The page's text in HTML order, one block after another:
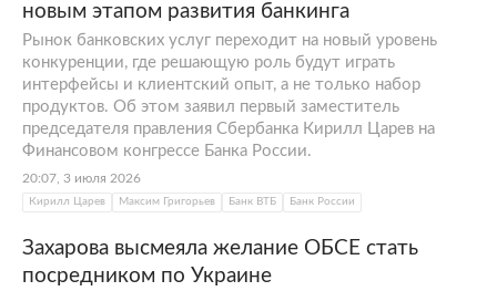
новым этапом развития банкинга
Рынок банковских услуг переходит на новый уровень
конкуренции, где решающую роль будут играть
интерфейсы и клиентский опыт, а не только набор
продуктов. Об этом заявил первый заместитель
председателя правления Сбербанка Кирилл Царев на
Финансовом конгрессе Банка России.
20:07, 3 июля 2026
Кирилл Царев Максим Григорьев Банк ВТБ Банк России
Захарова высмеяла желание ОБСЕ стать
посредником по Украине